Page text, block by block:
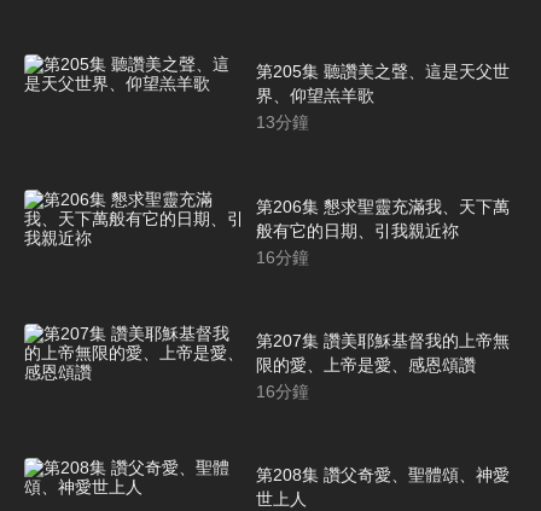
第205集 聽讚美之聲、這是天父世
界、仰望羔羊歌
13分鐘
第206集 懇求聖靈充滿我、天下萬
般有它的日期、引我親近祢
16分鐘
第207集 讚美耶穌基督我的上帝無
限的愛、上帝是愛、感恩頌讚
16分鐘
第208集 讚父奇愛、聖體頌、神愛
世上人